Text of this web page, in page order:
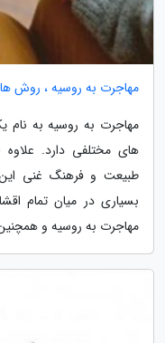
مهاجرت به روسیه ، روش
مهاجرت به روسیه به نام
های مختلفی دارد. علاوه
طبیعت و فرهنگ غنی
بسیاری در میان تمام
مهاجرت به روسیه و